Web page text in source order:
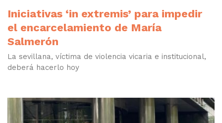
Iniciativas ‘in extremis’ para impedir
el encarcelamiento de María
Salmerón
La sevillana, víctima de violencia vicaria e institucional,
deberá hacerlo hoy